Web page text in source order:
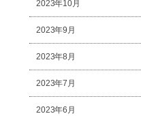
2023年10月
2023年9月
2023年8月
2023年7月
2023年6月